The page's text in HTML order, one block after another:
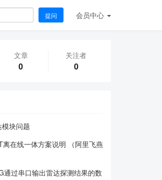
提问 会员中心
文章
0
关注者
0
块问题
离在线一体方案说明 （阿里飞燕
通过串口输出雷达探测结果的数